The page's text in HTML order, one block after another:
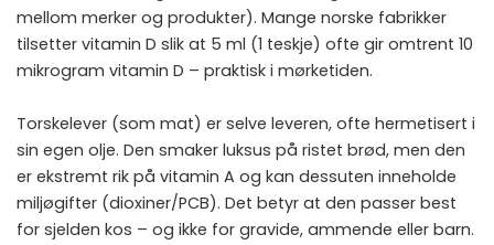
mellom merker og produkter). Mange norske fabrikker
tilsetter vitamin D slik at 5 ml (1 teskje) ofte gir omtrent 10
mikrogram vitamin D – praktisk i mørketiden.
Torskelever (som mat) er selve leveren, ofte hermetisert i
sin egen olje. Den smaker luksus på ristet brød, men den
er ekstremt rik på vitamin A og kan dessuten inneholde
miljøgifter (dioxiner/PCB). Det betyr at den passer best
for sjelden kos – og ikke for gravide, ammende eller barn.